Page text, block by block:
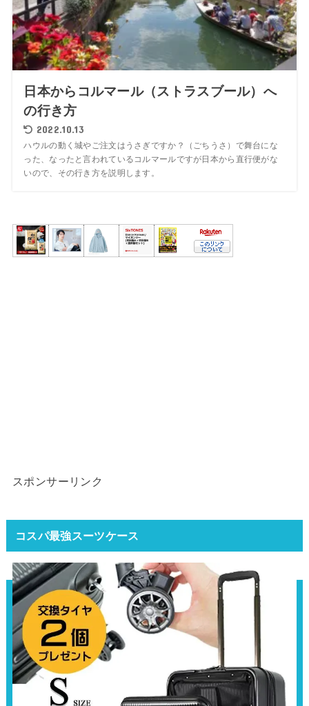
日本からコルマール（ストラスブール）へ
の行き方
2022.10.13
ハウルの動く城やご注文はうさぎですか？（ごちうさ）で舞台にな
った、なったと言われているコルマールですが日本から直行便がな
いので、その行き方を説明します。
スポンサーリンク
コスパ最強スーツケース